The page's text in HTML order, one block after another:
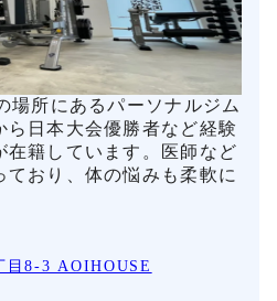
場所にあるパーソナルジム
ら日本大会優勝者など経験
在籍しています。医師など
おり、体の悩みも柔軟に
目8-3 AOIHOUSE